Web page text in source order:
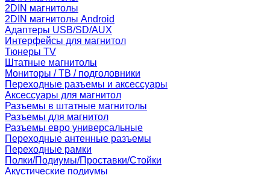
2DIN магнитолы
2DIN магнитолы Android
Адаптеры USB/SD/AUX
Интерфейсы для магнитол
Тюнеры TV
Штатные магнитолы
Мониторы / ТВ / подголовники
Переходные разъемы и аксессуары
Аксессуары для магнитол
Разъемы в штатные магнитолы
Разъемы для магнитол
Разъемы евро универсальные
Переходные антенные разъемы
Переходные рамки
Полки/Подиумы/Проставки/Стойки
Акустические подиумы